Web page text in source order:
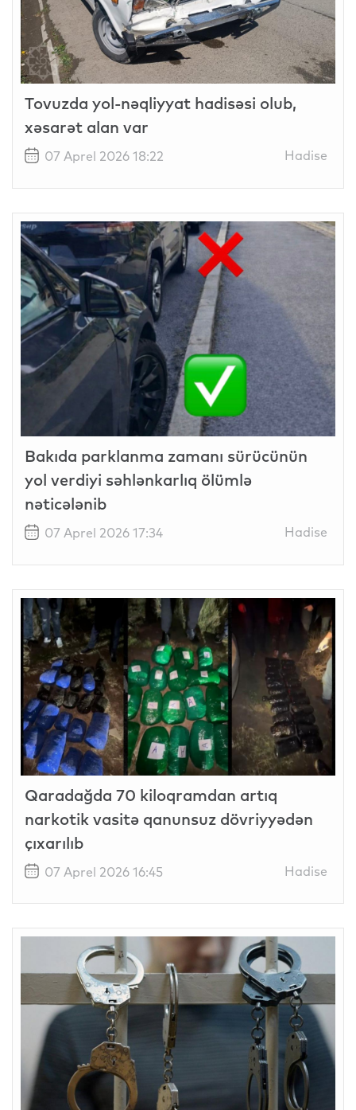
Tovuzda yol-nəqliyyat hadisəsi olub,
xəsarət alan var
07 Aprel 2026 18:22 Hadise
Bakıda parklanma zamanı sürücünün
yol verdiyi səhlənkarlıq ölümlə
nəticələnib
07 Aprel 2026 17:34 Hadise
Qaradağda 70 kiloqramdan artıq
narkotik vasitə qanunsuz dövriyyədən
çıxarılıb
07 Aprel 2026 16:45 Hadise